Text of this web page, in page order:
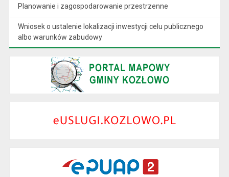
Planowanie i zagospodarowanie przestrzenne
Wniosek o ustalenie lokalizacji inwestycji celu publicznego
albo warunków zabudowy